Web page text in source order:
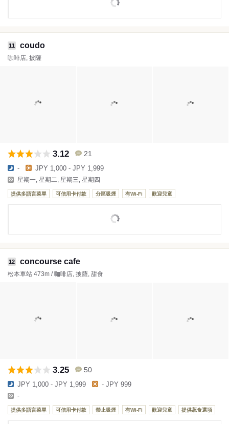
11 coudo
咖啡店, 披薩
3.12 21
- JPY 1,000 - JPY 1,999
星期一, 星期二, 星期三, 星期四
提供多語言菜單 可信用卡付款 分區吸煙 有Wi-Fi 歡迎兒童
12 concourse cafe
松本車站 473m / 咖啡店, 披薩, 甜食
3.25 50
JPY 1,000 - JPY 1,999 - JPY 999
-
提供多語言菜單 可信用卡付款 禁止吸煙 有Wi-Fi 歡迎兒童 提供蔬食選項